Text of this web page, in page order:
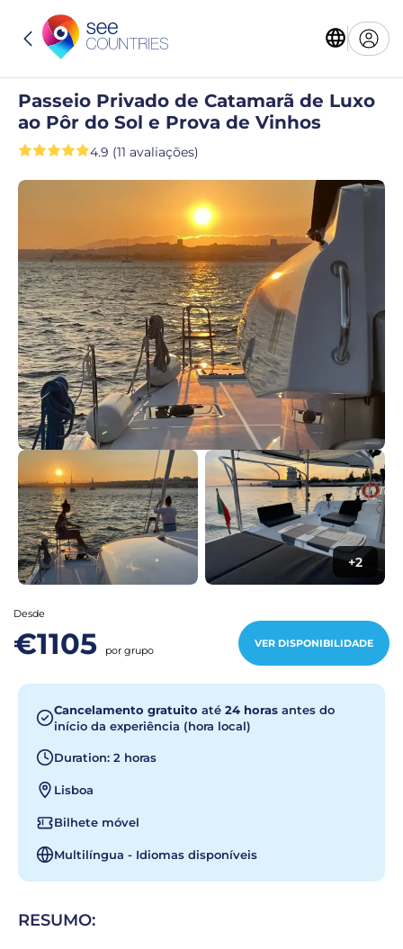
Passeio Privado de Catamarã de Luxo
ao Pôr do Sol e Prova de Vinhos
4.9 (11 avaliações)
+2
Desde
€1105 por grupo
VER DISPONIBILIDADE
Cancelamento gratuito até 24 horas antes do
início da experiência (hora local)
Duration: 2 horas
Lisboa
Bilhete móvel
Multilíngua - Idiomas disponíveis
RESUMO: